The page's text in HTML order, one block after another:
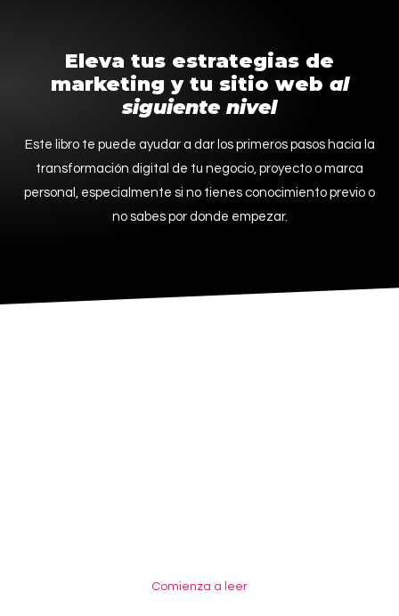
Eleva tus estrategias de
marketing y tu sitio web al
siguiente nivel
Este libro te puede ayudar a dar los primeros pasos hacia la
transformación digital de tu negocio, proyecto o marca
personal, especialmente si no tienes conocimiento previo o
no sabes por donde empezar.
Comienza a leer